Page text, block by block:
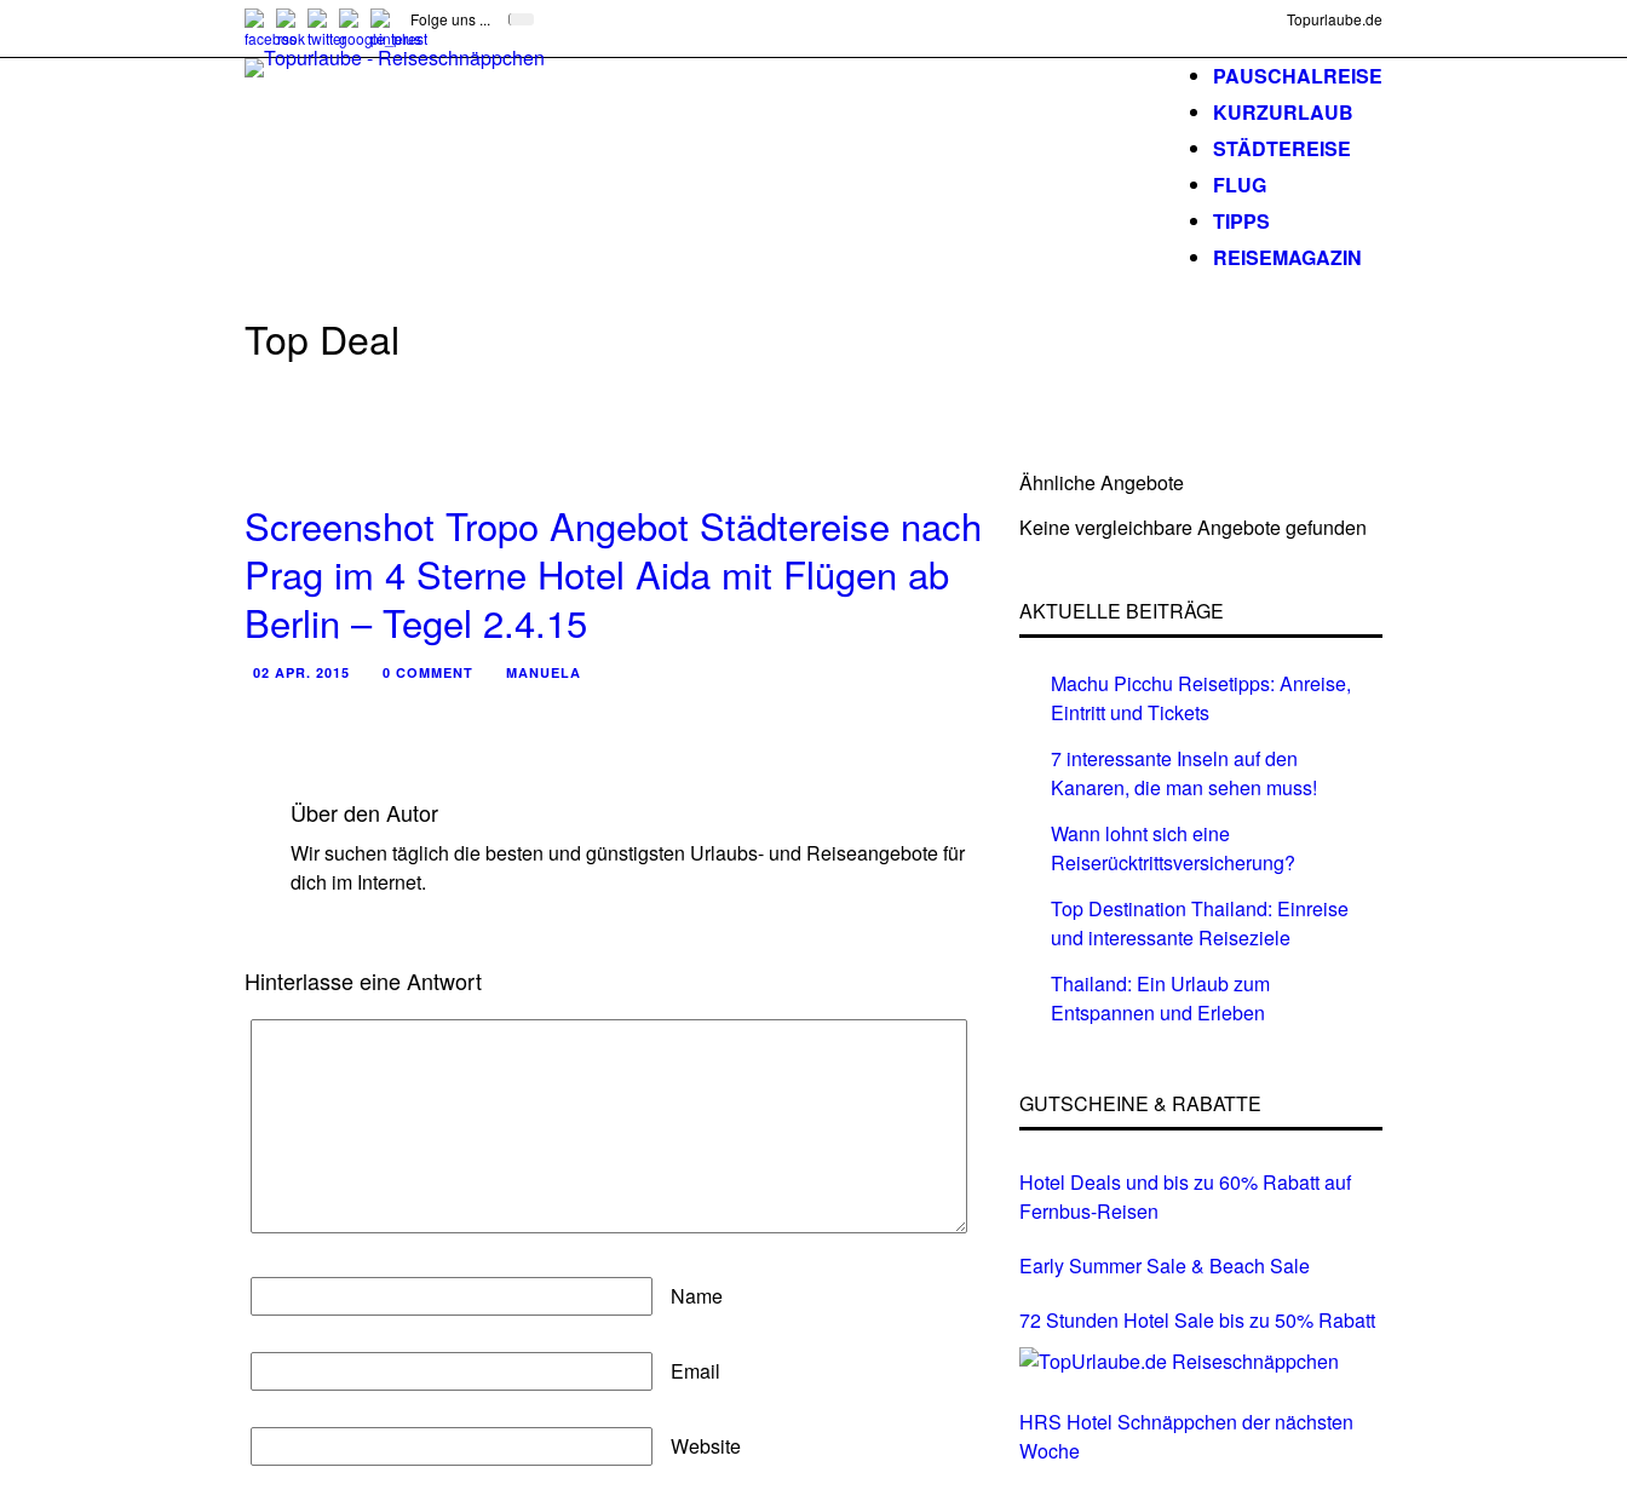
Folge uns ... Topurlaube.de
PAUSCHALREISE
KURZURLAUB
STÄDTEREISE
FLUG
TIPPS
REISEMAGAZIN
Top Deal
Screenshot Tropo Angebot Städtereise nach
Prag im 4 Sterne Hotel Aida mit Flügen ab
Berlin – Tegel 2.4.15
02 APR. 2015 0 COMMENT MANUELA
Über den Autor
Wir suchen täglich die besten und günstigsten Urlaubs- und Reiseangebote für
dich im Internet.
Hinterlasse eine Antwort
Name
Email
Website
Ähnliche Angebote
Keine vergleichbare Angebote gefunden
AKTUELLE BEITRÄGE
Machu Picchu Reisetipps: Anreise,
Eintritt und Tickets
7 interessante Inseln auf den
Kanaren, die man sehen muss!
Wann lohnt sich eine
Reiserücktrittsversicherung?
Top Destination Thailand: Einreise
und interessante Reiseziele
Thailand: Ein Urlaub zum
Entspannen und Erleben
GUTSCHEINE & RABATTE
Hotel Deals und bis zu 60% Rabatt auf
Fernbus-Reisen
Early Summer Sale & Beach Sale
72 Stunden Hotel Sale bis zu 50% Rabatt
HRS Hotel Schnäppchen der nächsten
Woche